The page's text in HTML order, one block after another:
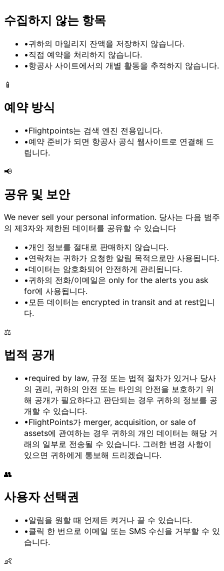
수집하지 않는 항목
•귀하의 마일리지 잔액을 저장하지 않습니다.
•직접 예약을 처리하지 않습니다.
•항공사 사이트에서의 개별 활동을 추적하지 않습니다.
📱
예약 방식
•Flightpoints는 검색 엔진 전용입니다.
•예약 준비가 되면 항공사 공식 웹사이트로 연결해 드
립니다.
📢
공유 및 보안
We never sell your personal information. 당사는 다음 범주
의 제3자와 제한된 데이터를 공유할 수 있습니다
•개인 정보를 절대로 판매하지 않습니다.
•연락처는 귀하가 요청한 알림 목적으로만 사용됩니다.
•데이터는 암호화되어 안전하게 관리됩니다.
•귀하의 전화/이메일은 only for the alerts you ask
for에 사용됩니다.
•모든 데이터는 encrypted in transit and at rest입니
다.
⚖️
법적 공개
•required by law, 규정 또는 법적 절차가 있거나 당사
의 권리, 귀하의 안전 또는 타인의 안전을 보호하기 위
해 공개가 필요하다고 판단되는 경우 귀하의 정보를 공
개할 수 있습니다.
•FlightPoints가 merger, acquisition, or sale of
assets에 관여하는 경우 귀하의 개인 데이터는 해당 거
래의 일부로 전송될 수 있습니다. 그러한 변경 사항이
있으면 귀하에게 통보해 드리겠습니다.
👥
사용자 선택권
•알림을 원할 때 언제든 켜거나 끌 수 있습니다.
•클릭 한 번으로 이메일 또는 SMS 수신을 거부할 수 있
습니다.
👶